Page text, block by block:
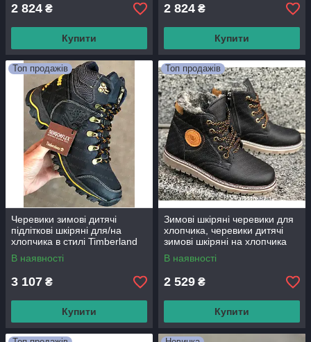
2 824 ₴
Купити
2 824 ₴
Купити
Топ продажів
Черевики зимові дитячі
підліткові шкіряні для/на
хлопчика в стилі Timberland
черевики зимові на хлопчика
В наявності
3 107 ₴
Купити
Топ продажів
Зимові шкіряні черевики для
хлопчика, черевики дитячі
зимові шкіряні на хлопчика
від виробника
В наявності
2 529 ₴
Купити